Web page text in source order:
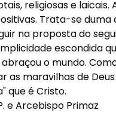
religiosas e
Trata-se
na proposta do
escondida
o mundo.
as maravilhas de
que é Cristo.
e Arcebispo Primaz